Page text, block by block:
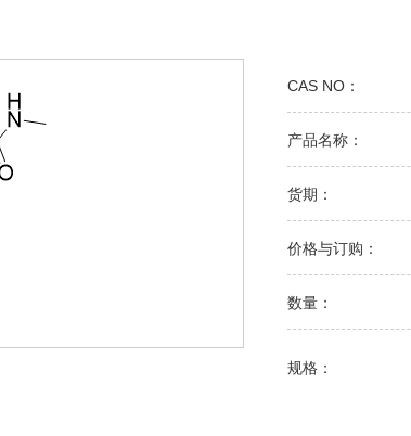
CAS NO：
产品名称：
货期：
价格与订购：
数量：
规格：